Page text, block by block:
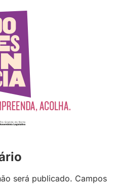
será publicado. Campos